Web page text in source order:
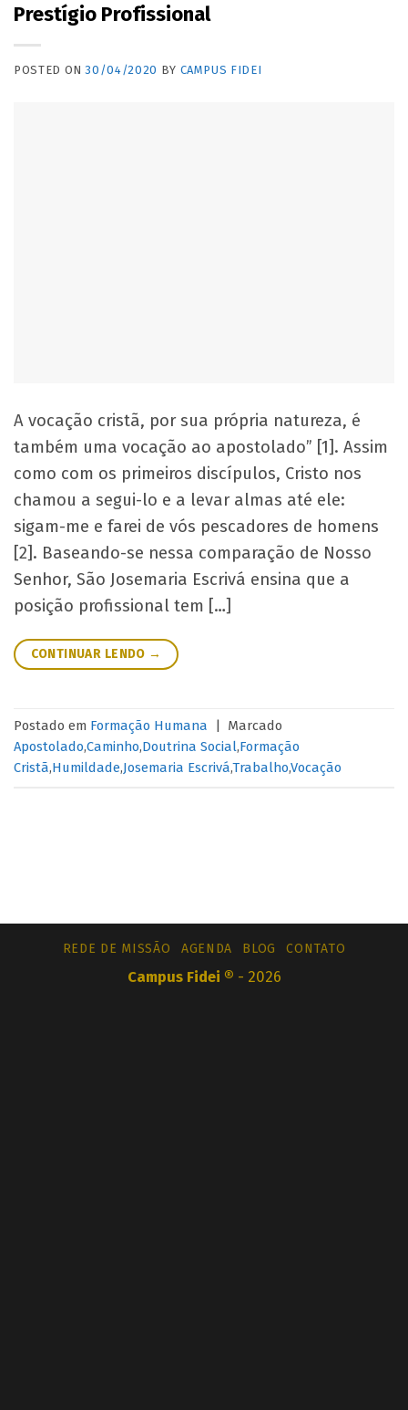
Prestígio Profissional
POSTED ON30/04/2020 BY CAMPUS FIDEI
A vocação cristã, por sua própria natureza, é
também uma vocação ao apostolado” [1]. Assim
como com os primeiros discípulos, Cristo nos
chamou a segui-lo e a levar almas até ele:
sigam-me e farei de vós pescadores de homens
[2]. Baseando-se nessa comparação de Nosso
Senhor, São Josemaria Escrivá ensina que a
posição profissional tem […]
CONTINUAR LENDO →
Postado em Formação Humana |
Marcado
Apostolado,Caminho,Doutrina Social,Formação
Cristã,Humildade,Josemaria Escrivá,Trabalho,Vocação
REDE DE MISSÃO AGENDA BLOG CONTATO
Campus Fidei ® - 2026